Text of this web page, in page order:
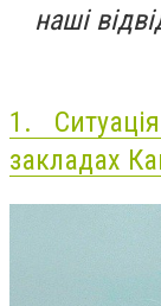
наші
1.
закладах